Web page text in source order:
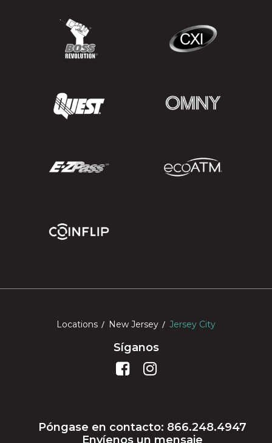
Locations New Jersey Jersey City
Síganos
Póngase en contacto: 866.248.4947
Envíenos un mensaje